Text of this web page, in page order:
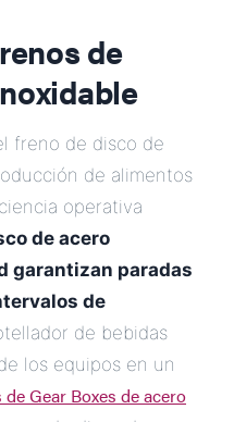
de
freno de disco de
de alimentos
operativa
de acero
garantizan paradas
de
de bebidas
los equipos en un
Gear Boxes de acero